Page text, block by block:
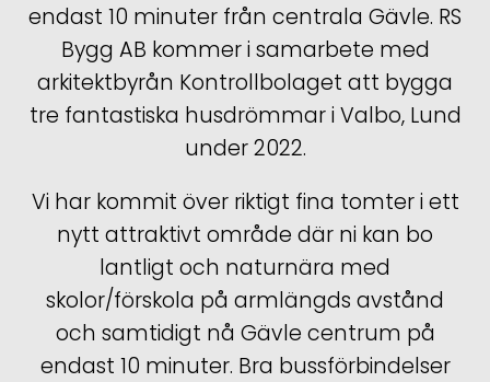
endast 10 minuter från centrala Gävle. RS
Bygg AB kommer i samarbete med
arkitektbyrån Kontrollbolaget att bygga
tre fantastiska husdrömmar i Valbo, Lund
under 2022.
Vi har kommit över riktigt fina tomter i ett
nytt attraktivt område där ni kan bo
lantligt och naturnära med
skolor/förskola på armlängds avstånd
och samtidigt nå Gävle centrum på
endast 10 minuter. Bra bussförbindelser